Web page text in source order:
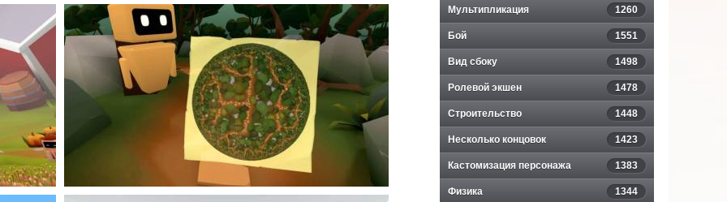
Мультипликация 1260
Бой 1551
Вид сбоку 1498
Ролевой экшен 1478
Строительство 1448
Несколько концовок 1423
Кастомизация персонажа 1383
Физика 1344